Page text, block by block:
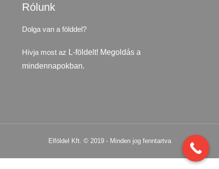
Rólunk
Dolga van a földdel?
Hívja most az L-földelt! Megoldás a
mindennapokban.
Elföldel Kft. © 2019 - Minden jog fenntartva